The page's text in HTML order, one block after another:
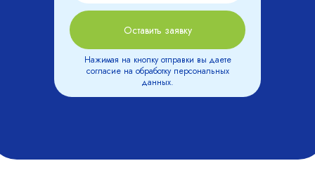
Оставить заявку
Нажимая на кнопку отправки вы даете
согласие на обработку персональных
данных.